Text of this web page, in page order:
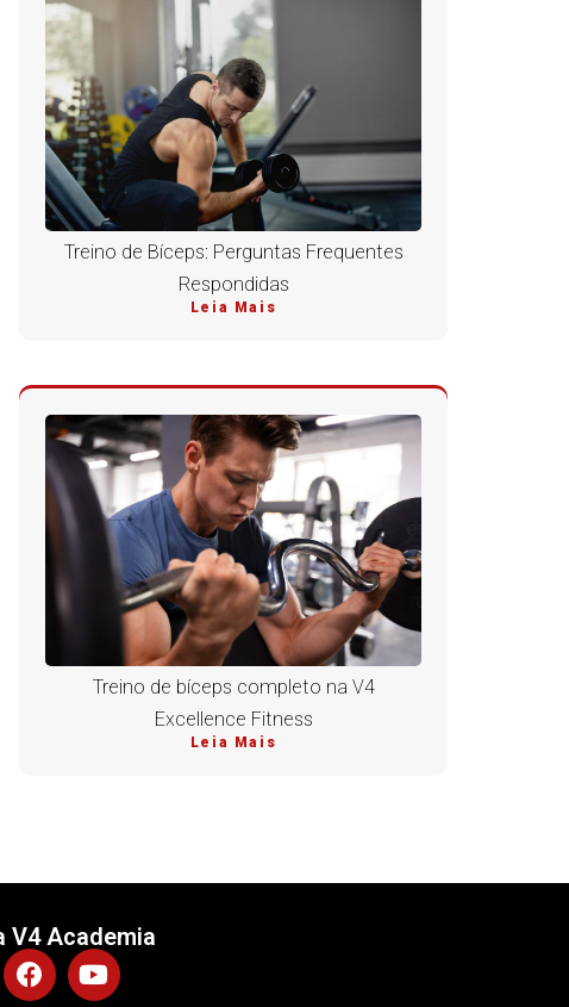
Treino de Bíceps: Perguntas Frequentes
Respondidas
Leia Mais
Treino de bíceps completo na V4
Excellence Fitness
Leia Mais
V4 Academia